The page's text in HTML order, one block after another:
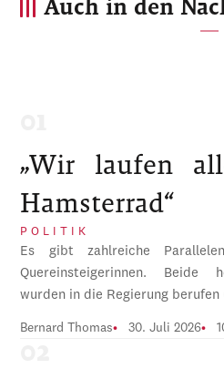
Auch in den
„Wir laufen
Hamsterrad“
POLITIK
Es gibt zahlreiche
Quereinsteigerinnen. Beide
wurden in die Regierung
Bernard Thomas 30. Juli 2026